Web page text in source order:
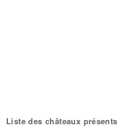
Liste des châteaux